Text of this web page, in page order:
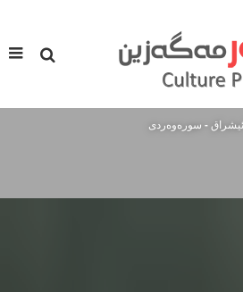
ئیشراق - سورەوەردی